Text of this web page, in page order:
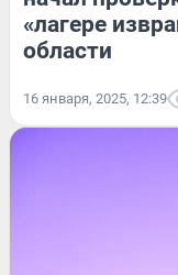
«лагере
области
16 января, 2025, 12:39